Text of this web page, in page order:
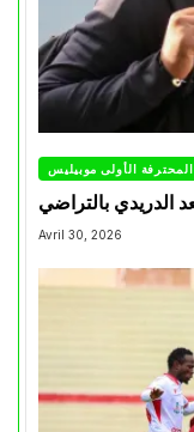
الأولى موبيليس
بالتراضي
Avril 30, 2026